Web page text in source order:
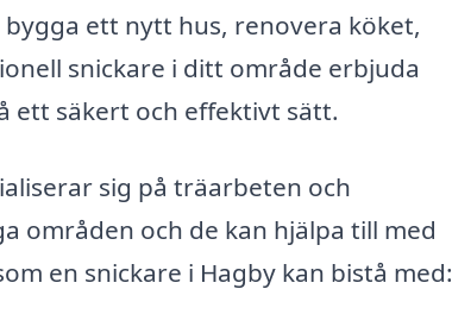
ett nytt hus, renovera köket,
snickare i ditt område erbjuda
ett säkert och effektivt sätt.
sig på träarbeten och
områden och de kan hjälpa till med
en snickare i Hagby kan bistå med: